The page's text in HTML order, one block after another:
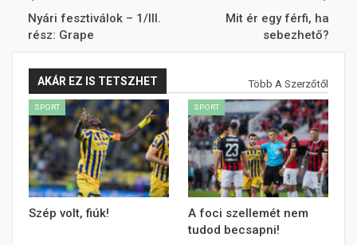
Nyári fesztiválok – 1/III.
rész: Grape
Mit ér egy férfi, ha
sebezhető?
AKÁR EZ IS TETSZHET Több A Szerzőtől
SPORT
Szép volt, fiúk!
SPORT
A foci szellemét nem
tudod becsapni!